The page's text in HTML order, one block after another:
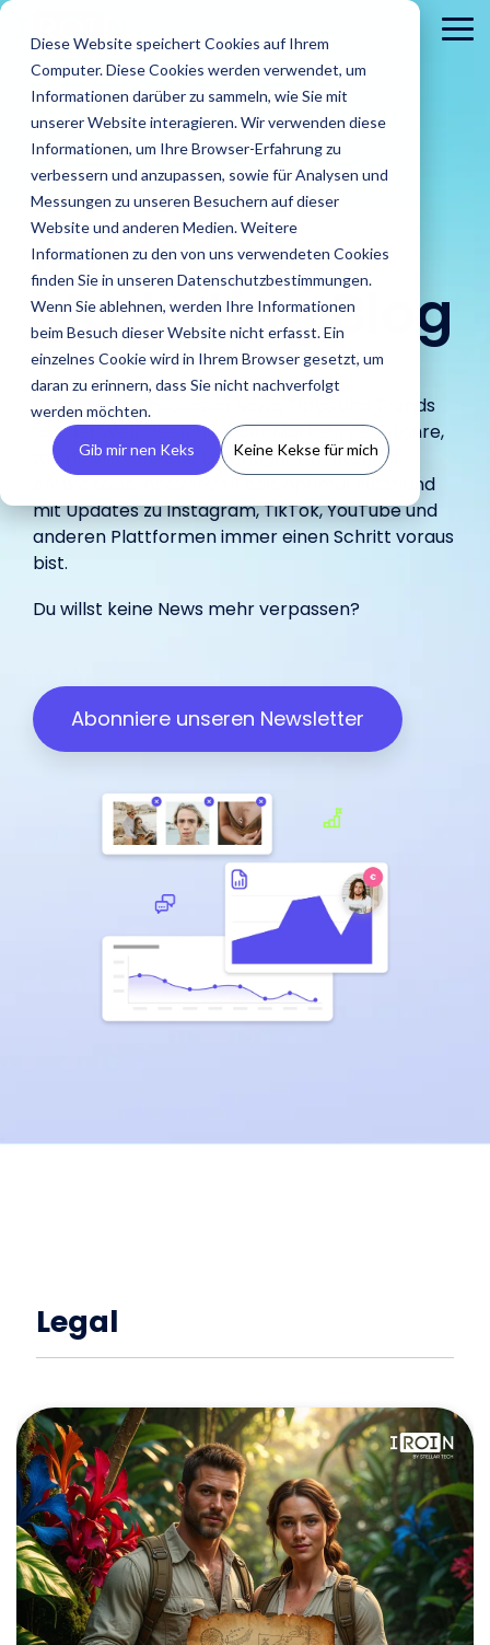
Diese Website speichert Cookies auf Ihrem
Computer. Diese Cookies werden verwendet, um
Informationen darüber zu sammeln, wie Sie mit
unserer Website interagieren. Wir verwenden diese
Informationen, um Ihre Browser-Erfahrung zu
verbessern und anzupassen, sowie für Analysen und
Messungen zu unseren Besuchern auf dieser
Website und anderen Medien. Weitere
Informationen zu den von uns verwendeten Cookies
finden Sie in unseren Datenschutzbestimmungen.
Wenn Sie ablehnen, werden Ihre Informationen
beim Besuch dieser Website nicht erfasst. Ein
einzelnes Cookie wird in Ihrem Browser gesetzt, um
daran zu erinnern, dass Sie nicht nachverfolgt
werden möchten.
Gib mir nen Keks Keine Kekse für mich
Skip
the
main
content.
Finde Creator
Finde starke
Influencer und
Creator weltweit
mit der KI-
gestützten
IROIN®.
Analysiere
Zielgruppen
Vermeide Fake
Following und lerne
schon vor Beginn
einer Kooperation
Influencer.
CRM
Influencer Marketing auf allen
Facebook TikTok
Agenturen
Finde heraus
wie IROIN®
Agenturen bei
der
Umsetzung
von Influencer
Kampagnen
Brands
Finde
heraus wie
IROIN®
Marken bei
Umsetzung
ihrer
in-house
unterstützt.
Blog
In unserem Blog
aktuelle Artikel
und spannende
Beiträge rund
um Influencer
IROINs®
Rising Stars
Zehn Creator,
die uns diesen
auf Instagram,
TikTok, Twitch &
YouTube
haben.
Guides &
Reports
Tipps für
erfolgreiches
Marketing.
Das sind wir
Einblick in unser
Unternehmen wir
stellen uns vor.
Karriere
Traumkarrieren
Entdecke deine
Zukunft.
Wir freuen uns über dein
Feedback:
DerIROIN®
Influencer
Marketing Blog
Entdecke die neuesten News, Tipps und Trends
aus der Welt des Influencer Marketings. Erfahre,
wie du erfolgreiche Kampagnenstrategien
entwickelst, innovative Tools optimal nutzt und
mit Updates zuInstagram,TikTok,YouTubeund
anderen Plattformen immer einen Schritt voraus
bist.
Du willst keine News mehr verpassen?
Abonniere unseren Newsletter
Legal